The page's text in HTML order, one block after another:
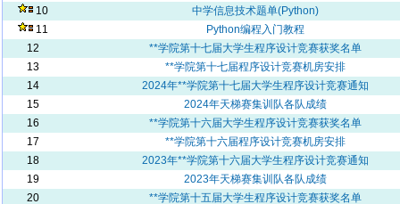
10
中学信息技术题单(Python)
11
Python编程入门教程
12
**学院第十七届大学生程序设计竞赛获奖名单
13
**学院第十七届程序设计竞赛机房安排
14
2024年**学院第十七届大学生程序设计竞赛通知
15
2024年天梯赛集训队各队成绩
16
**学院第十六届大学生程序设计竞赛获奖名单
17
**学院第十六届程序设计竞赛机房安排
18
2023年**学院第十六届大学生程序设计竞赛通知
19
2023年天梯赛集训队各队成绩
20
**学院第十五届大学生程序设计竞赛获奖名单